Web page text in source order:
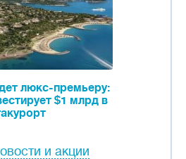
люкс-премьеру:
$1 млрд в
и акции